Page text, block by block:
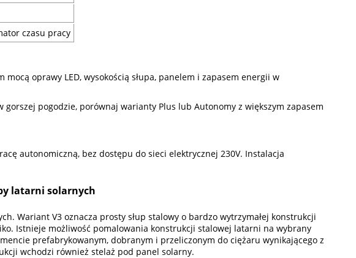
czasu pracy
oprawy LED, wysokością słupa, panelem i zapasem energii w
pogodzie, porównaj warianty Plus lub Autonomy z większym zapasem
autonomiczną, bez dostępu do sieci elektrycznej 230V. Instalacja
latarni solarnych
Wariant V3 oznacza prosty słup stalowy o bardzo wytrzymałej konstrukcji
Istnieje możliwość pomalowania konstrukcji stalowej latarni na wybrany
prefabrykowanym, dobranym i przeliczonym do ciężaru wynikającego z
wchodzi również stelaż pod panel solarny.